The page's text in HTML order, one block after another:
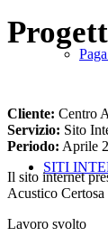
SITI
Cliente: Centro
Servizio: Sito
Periodo: Aprile
Il sito internet
Acustico
Lavoro svolto